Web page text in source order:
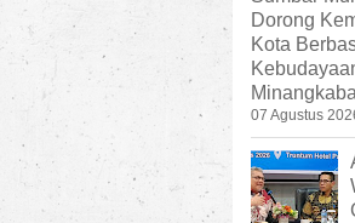
Dorong
Kota
07 Agustus